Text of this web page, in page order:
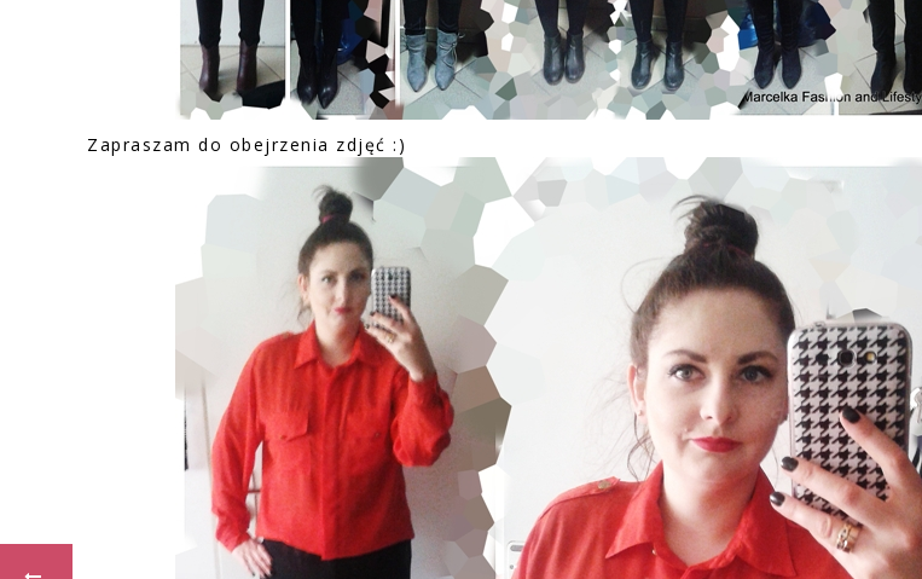
Zapraszam do obejrzenia zdjęć :)